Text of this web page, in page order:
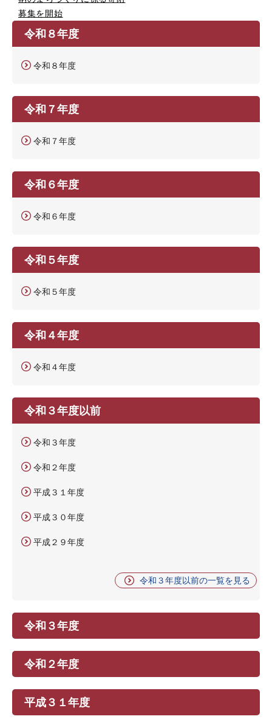
募集を開始
令和８年度
令和８年度
令和７年度
令和７年度
令和６年度
令和６年度
令和５年度
令和５年度
令和４年度
令和４年度
令和３年度以前
令和３年度
令和２年度
平成３１年度
平成３０年度
平成２９年度
令和３年度以前の一覧を見る
令和３年度
令和２年度
平成３１年度